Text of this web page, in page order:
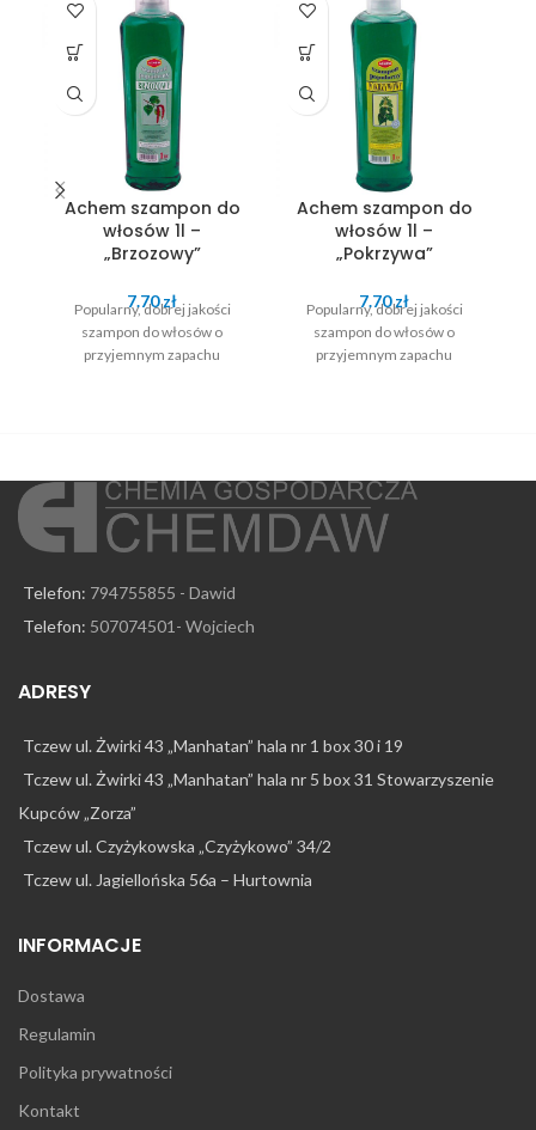
Achem szampon do
włosów 1l –
„Brzozowy”
7.70zł
Popularny, dobrej jakości
szampon do włosów o
przyjemnym zapachu
Achem szampon do
włosów 1l –
„Pokrzywa”
7.70zł
Popularny, dobrej jakości
szampon do włosów o
przyjemnym zapachu
Telefon: 794755855 - Dawid
Telefon: 507074501- Wojciech
ADRESY
Tczew ul. Żwirki 43 „Manhatan” hala nr 1 box 30 i 19
Tczew ul. Żwirki 43 „Manhatan” hala nr 5 box 31 Stowarzyszenie
Kupców „Zorza”
Tczew ul. Czyżykowska „Czyżykowo” 34/2
Tczew ul. Jagiellońska 56a – Hurtownia
INFORMACJE
Dostawa
Regulamin
Polityka prywatności
Kontakt